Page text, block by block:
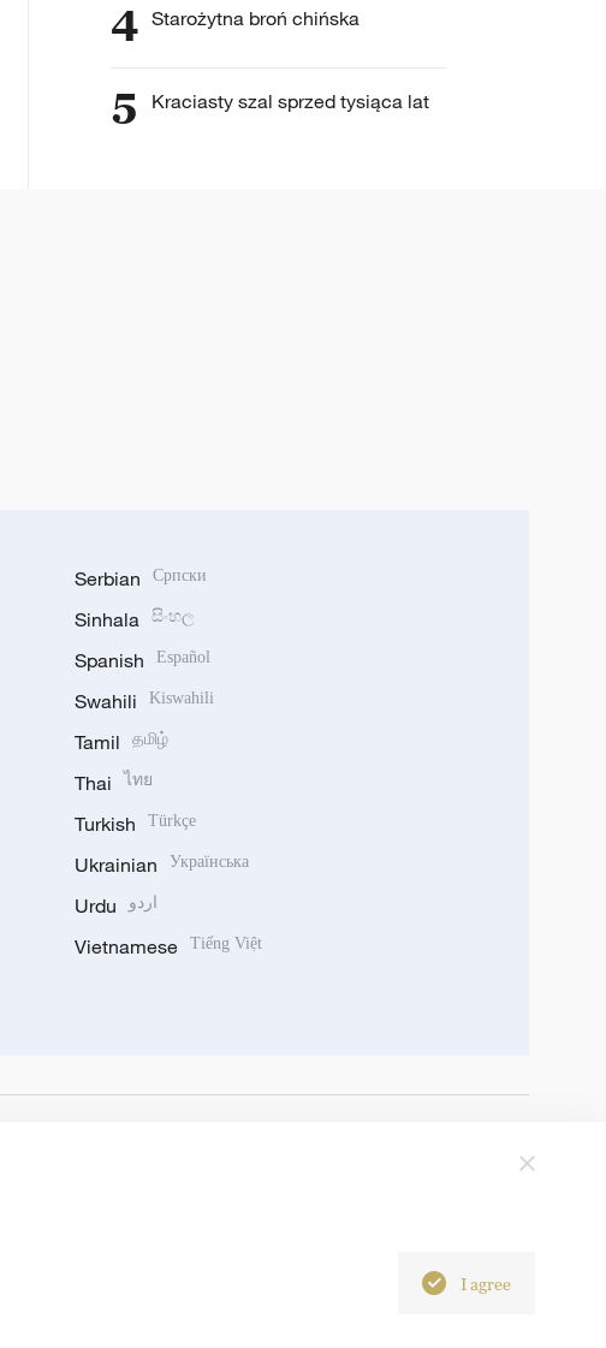
4 Starożytna broń chińska
5 Kraciasty szal sprzed tysiąca lat
Serbian Српски
Sinhala සිංහල
Spanish Español
Swahili Kiswahili
Tamil தமிழ்
Thai ไทย
Turkish Türkçe
Ukrainian Українська
Urdu اردو
Vietnamese Tiếng Việt
I agree